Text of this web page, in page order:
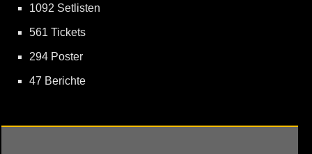
1092 Setlisten
561 Tickets
294 Poster
47 Berichte